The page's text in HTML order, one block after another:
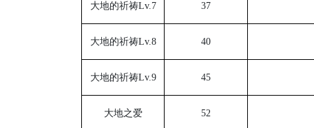
大地的祈祷Lv.7 37
大地的祈祷Lv.8 40
大地的祈祷Lv.9 45
大地之爱 52